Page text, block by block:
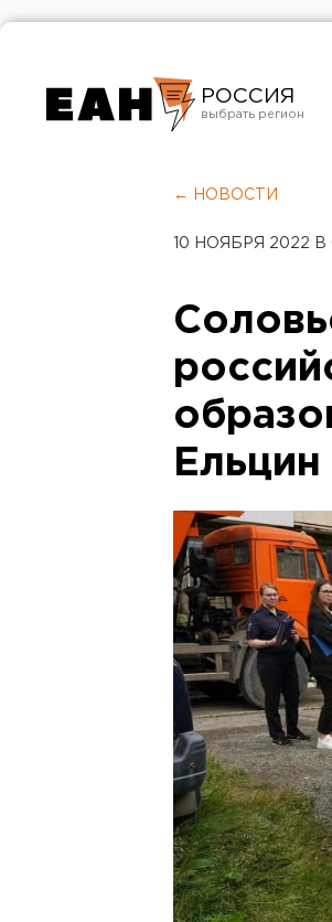
РОССИЯ
Челябинск
← НОВОСТИ
10 НОЯБРЯ 2022 В